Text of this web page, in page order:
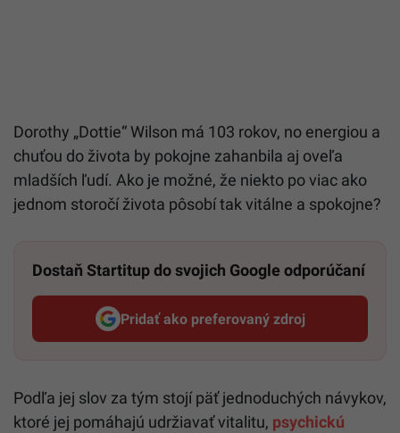
Dorothy „Dottie“ Wilson má 103 rokov, no energiou a
chuťou do života by pokojne zahanbila aj oveľa
mladších ľudí. Ako je možné, že niekto po viac ako
jednom storočí života pôsobí tak vitálne a spokojne?
Dostaň Startitup do svojich Google odporúčaní
Pridať ako preferovaný zdroj
Startitup, odkaz sa otvorí v
Podľa jej slov za tým stojí päť jednoduchých návykov,
ktoré jej pomáhajú udržiavať vitalitu, psychickú